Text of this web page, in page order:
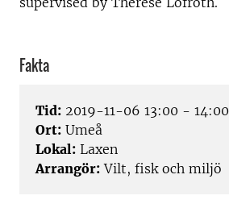
Fakta
Tid: 2019-11-06 13:00 - 14:00
Ort: Umeå
Lokal: Laxen
Arrangör: Vilt, fisk och miljö